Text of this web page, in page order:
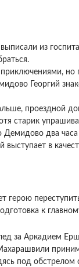
из
приключениями,
Георгий
проездной
старик
два
в
к
за
под